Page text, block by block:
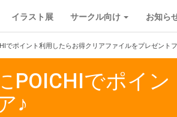
イラスト展 サークル向け お知ら
でポイント利用したらお得クリアファイルをプレゼント
POICHIでポイ
♪